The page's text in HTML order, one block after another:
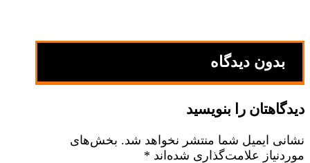
بدون دیدگاه
دیدگاهتان را بنویسید
نشانی ایمیل شما منتشر نخواهد شد. بخش‌های
موردنیاز علامت‌گذاری شده‌اند *